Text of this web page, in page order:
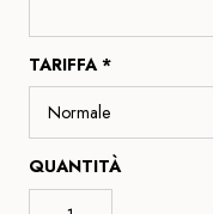
TARIFFA *
QUANTITÀ